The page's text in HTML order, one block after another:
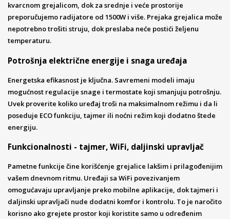
kvarcnom grejalicom, dok za srednje i veće prostorije
preporučujemo radijatore od 1500W i više. Prejaka grejalica može
nepotrebno trošiti struju, dok preslaba neće postići željenu
temperaturu.
Potrošnja električne energije i snaga uređaja
Energetska efikasnost je ključna. Savremeni modeli imaju
mogućnost regulacije snage i termostate koji smanjuju potrošnju.
Uvek proverite koliko uređaj troši na maksimalnom režimu i da li
poseduje ECO funkciju, tajmer ili noćni režim koji dodatno štede
energiju.
Funkcionalnosti - tajmer, WiFi, daljinski upravljač
Pametne funkcije čine korišćenje grejalice lakšim i prilagođenijim
vašem dnevnom ritmu. Uređaji sa WiFi povezivanjem
omogućavaju upravljanje preko mobilne aplikacije, dok tajmeri i
daljinski upravljači nude dodatni komfor i kontrolu. To je naročito
korisno ako grejete prostor koji koristite samo u određenim